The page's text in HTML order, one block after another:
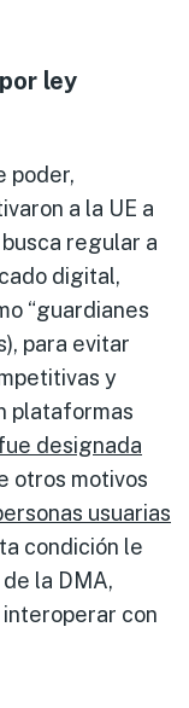
ley
poder,
a la UE a
regular a
digital,
“guardianes
para evitar
y
plataformas
designada
otros motivos
usuarias
condición le
la DMA,
con